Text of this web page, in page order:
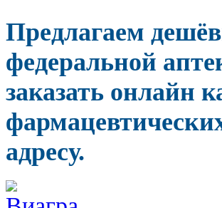
Предлагаем
федеральной
заказать онлайн
адресу.